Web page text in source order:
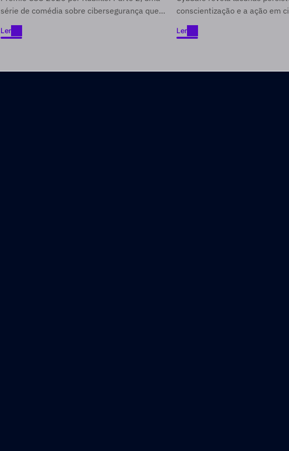
Foundry
série de comédia sobre cibersegurança que
envolve públicos de difícil acesso através de
narrativas focadas no entretenimento.
Ler
Ler
cinco anos
conscientização e a ação em
Ler
Ler